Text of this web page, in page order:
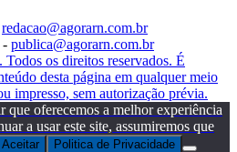
redacao@agorarn.com.br
- publica@agorarn.com.br
os direitos reservados. É
desta página em qualquer meio
impresso, sem autorização prévia.
que oferecemos a melhor experiência
a usar este site, assumiremos que
Aceitar Politica de Privacidade